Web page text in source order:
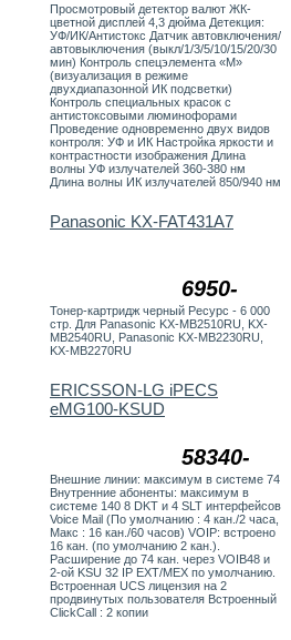
Просмотровый детектор валют ЖК-
цветной дисплей 4,3 дюйма Детекция:
УФ/ИК/Антистокс Датчик автовключения/
автовыключения (выкл/1/3/5/10/15/20/30
мин) Контроль спецэлемента «М»
(визуализация в режиме
двухдиапазонной ИК подсветки)
Контроль специальных красок с
антистоксовыми люминофорами
Проведение одновременно двух видов
контроля: УФ и ИК Настройка яркости и
контрастности изображения Длина
волны УФ излучателей 360-380 нм
Длина волны ИК излучателей 850/940 нм
6950-
Panasonic KX-FAT431A7
Тонер-картридж черный Ресурс - 6 000
стр. Для Panasonic KX-MB2510RU, KX-
MB2540RU, Panasonic KX-MB2230RU,
KX-MB2270RU
58340-
ERICSSON-LG iPECS
eMG100-KSUD
Внешние линии: максимум в системе 74
Внутренние абоненты: максимум в
системе 140 8 DKT и 4 SLT интерфейсов
Voice Mail (По умолчанию : 4 кан./2 часа,
Макс : 16 кан./60 часов) VOIP: встроено
16 кан. (по умолчанию 2 кан.).
Расширение до 74 кан. через VOIB48 и
2-ой KSU 32 IP EXT/MEX по умолчанию.
Встроенная UCS лицензия на 2
продвинутых пользователя Встроенный
ClickCall : 2 копии